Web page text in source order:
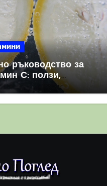
ръководство за
С: ползи,
и защо е
за имунната